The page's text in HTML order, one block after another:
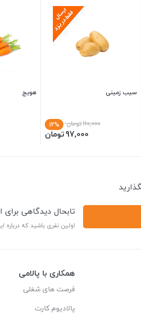
سیب زمینی
110,000تومان 12%
97,000تومان
هویج
تابحال دیدگاهی
اولین نفری باشید که
همکاری با پالامی
فرصت های شغلی
پالادیوم کارت